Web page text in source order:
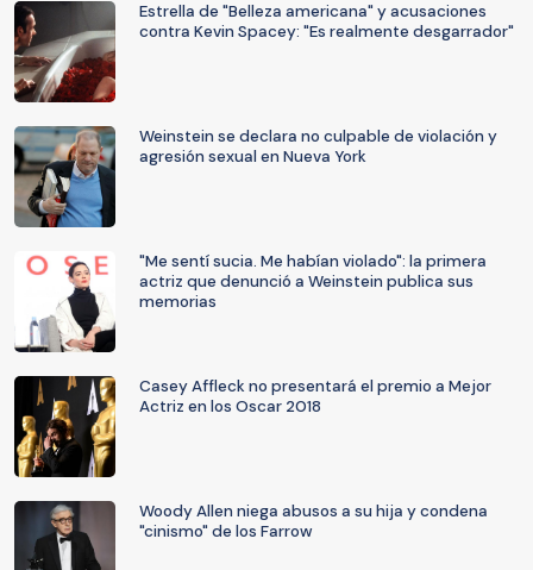
Estrella de "Belleza americana" y acusaciones
contra Kevin Spacey: "Es realmente desgarrador"
Weinstein se declara no culpable de violación y
agresión sexual en Nueva York
"Me sentí sucia. Me habían violado": la primera
actriz que denunció a Weinstein publica sus
memorias
Casey Affleck no presentará el premio a Mejor
Actriz en los Oscar 2018
Woody Allen niega abusos a su hija y condena
"cinismo" de los Farrow